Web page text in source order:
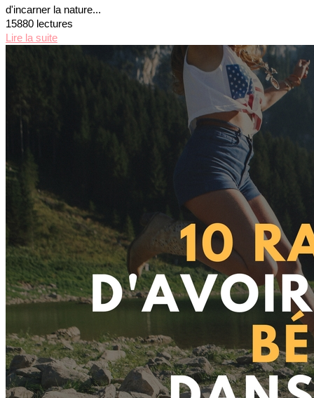
d'incarner la nature...
15880 lectures
Lire la suite